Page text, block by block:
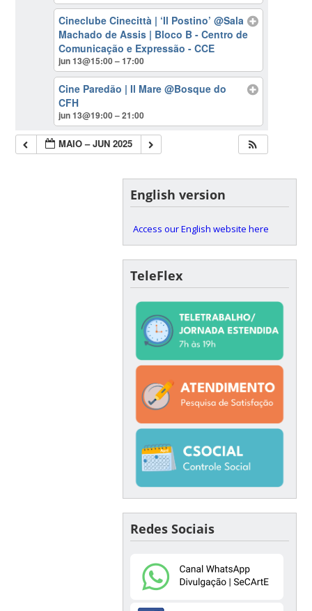
Cineclube Cinecittà | ‘Il Postino’@Sala
Machado de Assis | Bloco B - Centro de
Comunicação e Expressão - CCE
jun 13@15:00 – 17:00
Cine Paredão | Il Mare@Bosque do
CFH
jun 13@19:00 – 21:00
MAIO – JUN 2025
English version
Access our English website here
TeleFlex
Redes Sociais